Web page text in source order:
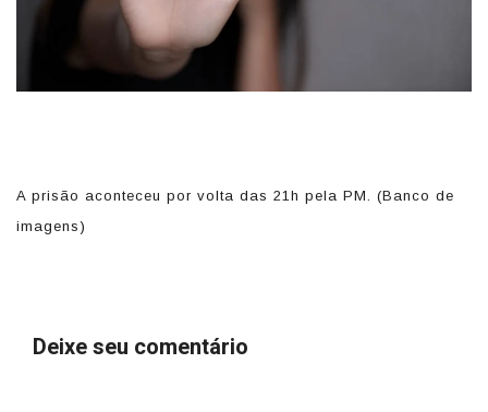
A prisão aconteceu por volta das 21h pela PM. (Banco de
imagens)
Deixe seu comentário